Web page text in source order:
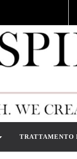
TRATTAMENTO